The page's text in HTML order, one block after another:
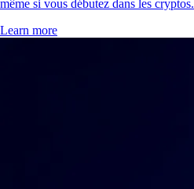
même si vous débutez dans les cryptos.
Learn more